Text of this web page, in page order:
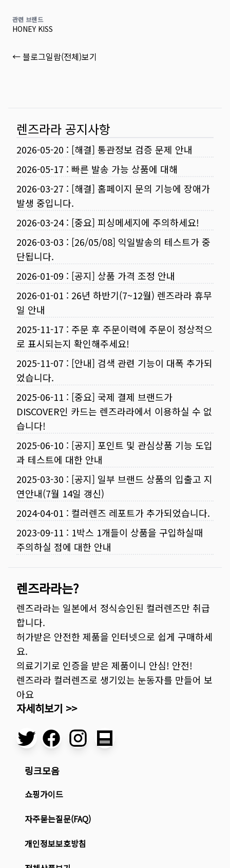
관련 브랜드
HONEY KISS
← 블로그일람(전체)보기
렌즈라라 공지사항
2026-05-20 : [해결] 통관정보 검증 문제 안내
2026-05-17 : 빠른 발송 가능 상품에 대해
2026-03-27 : [해결] 홈페이지 문의 기능에 장애가
발생 중입니다.
2026-03-24: [중요] 피싱메세지에 주의하세요!
2026-03-03 : [26/05/08] 익일발송의 테스트가 중
단됩니다.
2026-01-09 : [공지] 상품 가격 조정 안내
2026-01-01 : 26년 하반기(7~12월) 렌즈라라 휴무
일 안내
2025-11-17 : 주문 후 주문이력에 주문이 정상적으
로 표시되는지 확인해주세요!
2025-11-07 : [안내] 검색 관련 기능이 대폭 추가되
었습니다.
2025-06-11 : [중요] 국제 결제 브랜드가
DISCOVER인 카드는 렌즈라라에서 이용하실 수 없
습니다!
2025-06-10 : [공지] 포인트 및 관심상품 기능 도입
과 테스트에 대한 안내
2025-03-30 : [공지] 일부 브랜드 상품의 입출고 지
연안내(7월 14일 갱신)
2024-04-01 : 컬러렌즈 레포트가 추가되었습니다.
2023-09-11 : 1박스 1개들이 상품을 구입하실때
주의하실 점에 대한 안내
렌즈라라는?
렌즈라라는 일본에서 정식승인된 컬러렌즈만 취급
합니다.
허가받은 안전한 제품을 인터넷으로 쉽게 구매하세
요.
의료기기로 인증을 받은 제품이니 안심! 안전!
렌즈라라 컬러렌즈로 생기있는 눈동자를 만들어 보
아요
자세히보기 >>
링크모음
쇼핑가이드
자주묻는질문(FAQ)
개인정보보호방침